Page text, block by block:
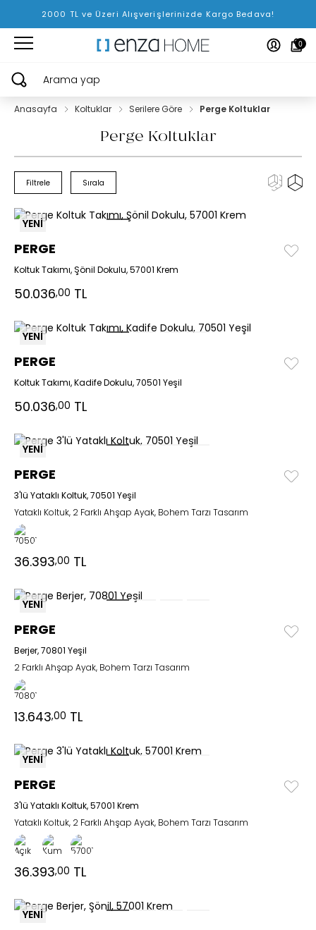
2000 TL ve Üzeri Alışverişlerinizde Kargo Bedava!
0
Arama yap
Anasayfa Koltuklar Serilere Göre Perge Koltuklar
Perge Koltuklar
Filtrele Sırala
YENİ
PERGE
Koltuk Takımı, Şönil Dokulu, 57001 Krem
50.036,00 TL
YENİ
PERGE
Koltuk Takımı, Kadife Dokulu, 70501 Yeşil
50.036,00 TL
YENİ
PERGE
3'lü Yataklı Koltuk, 70501 Yeşil
Yataklı Koltuk, 2 Farklı Ahşap Ayak, Bohem Tarzı Tasarım
36.393,00 TL
YENİ
PERGE
Berjer, 70801 Yeşil
2 Farklı Ahşap Ayak, Bohem Tarzı Tasarım
13.643,00 TL
YENİ
PERGE
3'lü Yataklı Koltuk, 57001 Krem
Yataklı Koltuk, 2 Farklı Ahşap Ayak, Bohem Tarzı Tasarım
36.393,00 TL
YENİ